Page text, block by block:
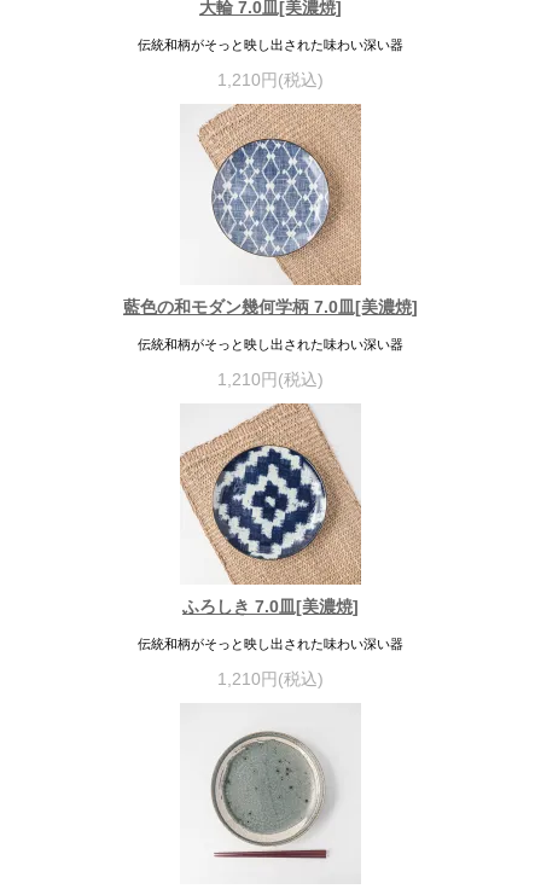
大輪 7.0皿[美濃焼]
伝統和柄がそっと映し出された味わい深い器
1,210円(税込)
藍色の和モダン幾何学柄 7.0皿[美濃焼]
伝統和柄がそっと映し出された味わい深い器
1,210円(税込)
ふろしき 7.0皿[美濃焼]
伝統和柄がそっと映し出された味わい深い器
1,210円(税込)